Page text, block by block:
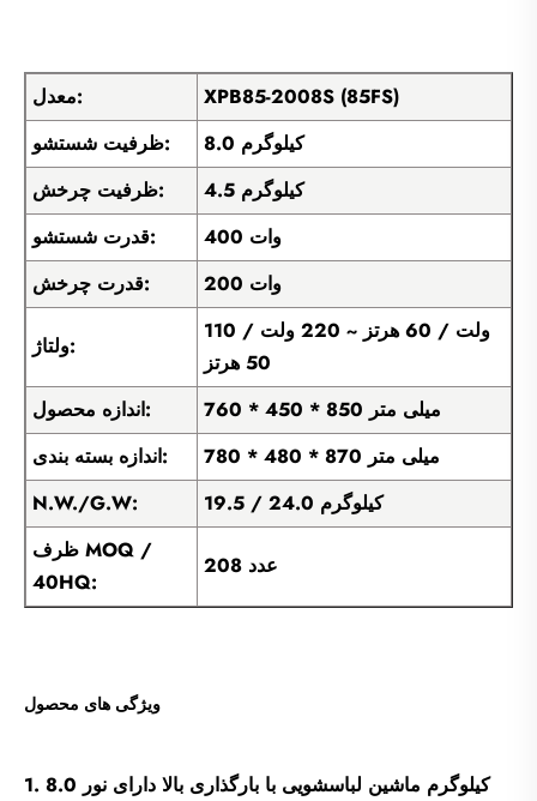
معدل:
XPB85-2008S (85FS)
ظرفیت شستشو:
8.0 کیلوگرم
ظرفیت چرخش:
4.5 کیلوگرم
قدرت شستشو:
400 وات
قدرت چرخش:
200 وات
ولتاژ:
110 ولت / 60 هرتز ~ 220 ولت /
50 هرتز
اندازه محصول:
760 * 450 * 850 میلی متر
اندازه بسته بندی:
780 * 480 * 870 میلی متر
N.W./G.W:
19.5 / 24.0 کیلوگرم
ظرف MOQ /
40HQ:
208 عدد
ویژگی های محصول
1. 8.0 کیلوگرم ماشین لباسشویی با بارگذاری بالا دارای نور